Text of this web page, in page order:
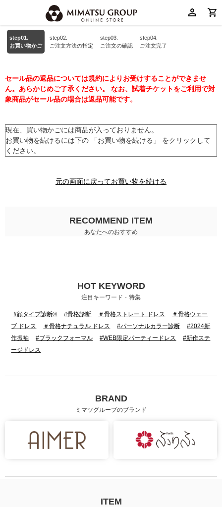
step01.
お買い物かご
step02.
ご注文方法の指定
step03.
ご注文の確認
step04.
ご注文完了
セール品の返品については規約によりお受けすることができませ
ん。あらかじめご了承ください。 なお、試着チケットをご利用で対
象商品がセール品の場合は返品可能です。
現在、買い物かごには商品が入っておりません。
お買い物を続けるには下の 「お買い物を続ける」 をクリックして
ください。
元の画面に戻ってお買い物を続ける
RECOMMEND ITEM
あなたへのおすすめ
HOT KEYWORD
注目キーワード・特集
#顔タイプ診断® #骨格診断 ＃骨格ストレート ドレス
＃骨格ウェー
ブ ドレス
＃骨格ナチュラル ドレス #パーソナルカラー診断
#2024新
作振袖
#ブラックフォーマル #WEB限定パーティードレス
#新作ステ
ージドレス
BRAND
ミマツグループのブランド
ITEM